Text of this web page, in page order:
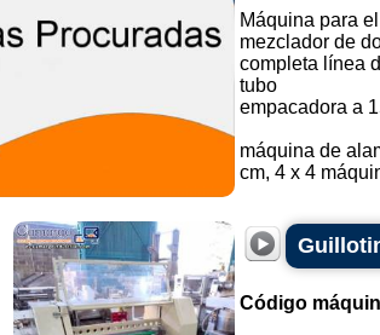
Máquina para
mezclador de
completa línea
tubo
empacadora a
máquina de
cm, 4 x 4
Código